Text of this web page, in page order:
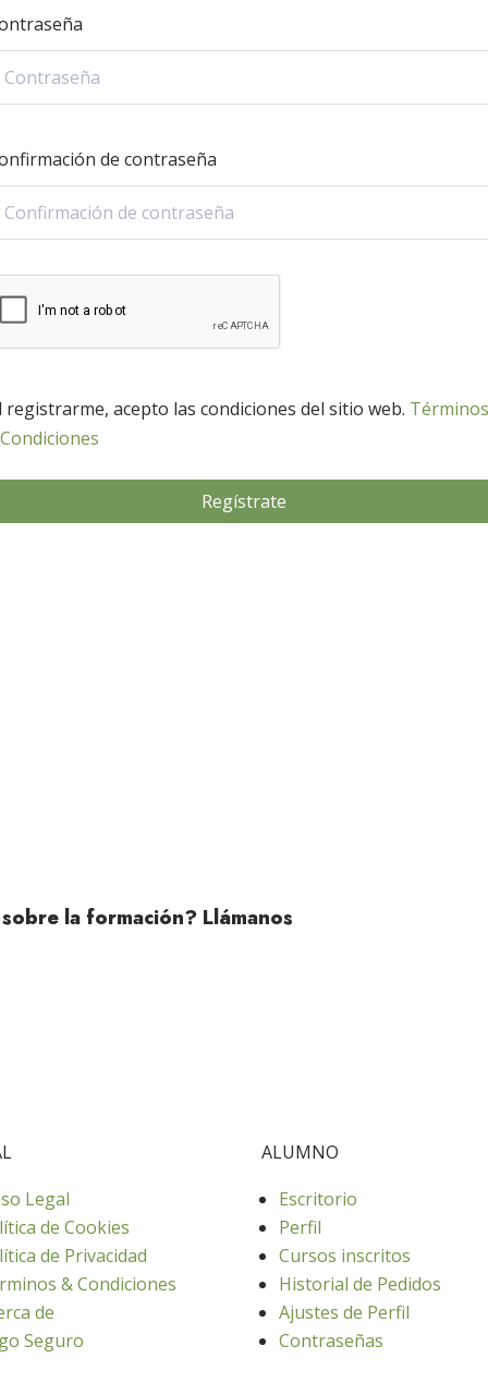
de contraseña
registrarme, acepto las condiciones del sitio web. Términos
Regístrate
la formación? Llámanos
Legal
de Cookies
de Privacidad
& Condiciones
de
Seguro
ALUMNO
Escritorio
Perfil
Cursos inscritos
Historial de Pedidos
Ajustes de Perfil
Contraseñas